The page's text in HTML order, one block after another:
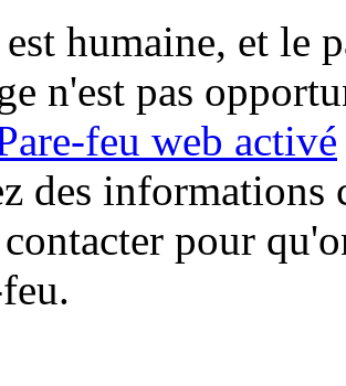
humaine, et le
n'est pas
feu web activé
des informations
pour